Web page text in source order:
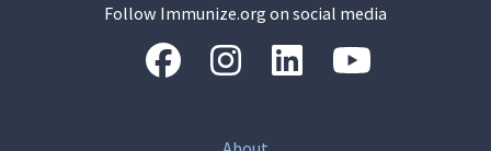
Follow Immunize.org on social media
“Facebook“Instagram“LinkedIn